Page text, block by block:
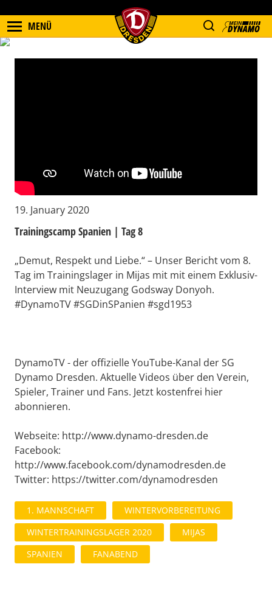
MENÜ
19. January 2020
Trainingscamp Spanien | Tag 8
„Demut, Respekt und Liebe.“ – Unser Bericht vom 8.
Tag im Trainingslager in Mijas mit mit einem Exklusiv-
Interview mit Neuzugang Godsway Donyoh.
#DynamoTV #SGDinSPanien #sgd1953
DynamoTV - der offizielle YouTube-Kanal der SG
Dynamo Dresden. Aktuelle Videos über den Verein,
Spieler, Trainer und Fans. Jetzt kostenfrei hier
abonnieren.
Webseite: http://www.dynamo-dresden.de
Facebook:
http://www.facebook.com/dynamodresden.de
Twitter: https://twitter.com/dynamodresden
1. MANNSCHAFT
WINTERVORBEREITUNG
WINTERTRAININGSLAGER 2020
MIJAS
SPANIEN
FANABEND